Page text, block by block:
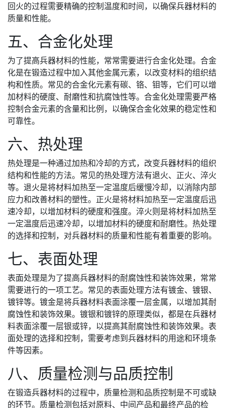
回火的过程需要精确的控制温度和时间，以确保兵器材料的
质量和性能。
五、合金化处理
为了提高兵器材料的性能，常常需要进行合金化处理。合金
化是在锻造过程中加入其他金属元素，以改变材料的组织结
构和性质。常见的合金化元素有碳、铬、钼等，它们可以增
加材料的硬度、耐磨性和抗腐蚀性等。合金化处理需要严格
控制合金元素的含量和比例，以确保合金化效果的稳定性和
可靠性。
六、热处理
热处理是一种通过加热和冷却的方式，改变兵器材料的组织
结构和性能的方法。常见的热处理方法有退火、正火、淬火
等。退火是将材料加热至一定温度后缓慢冷却，以消除内部
应力和改善材料的塑性。正火是将材料加热至一定温度后迅
速冷却，以增加材料的硬度和强度。淬火则是将材料加热至
一定温度后迅速冷却，以增加材料的硬度和耐磨性。热处理
的选择和控制，对兵器材料的质量和性能有着重要的影响。
七、表面处理
表面处理是为了提高兵器材料的耐腐蚀性和装饰效果，常常
需要进行的一项工艺。常见的表面处理方法有镀金、镀银、
镀锌等。镀金是将兵器材料表面涂覆一层金属，以增加其耐
腐蚀性和装饰效果。镀银和镀锌的原理类似，都是在兵器材
料表面涂覆一层银或锌，以提高其耐腐蚀性和装饰效果。表
面处理的选择和控制，需要考虑到兵器材料的用途和环境条
件等因素。
八、质量检测与品质控制
在锻造兵器材料的过程中，质量检测和品质控制是不可或缺
的环节。质量检测包括对原料、中间产品和最终产品的检